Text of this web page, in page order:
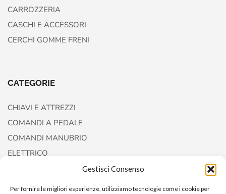
Gestisci Consenso
Per fornire le migliori esperienze, utilizziamo tecnologie come i cookie per
CARROZZERIA
CASCHI E ACCESSORI
CERCHI GOMME FRENI
CATEGORIE
CHIAVI E ATTREZZI
COMANDI A PEDALE
COMANDI MANUBRIO
ELETTRICO
FORCELLE E AMMORTIZZATORI